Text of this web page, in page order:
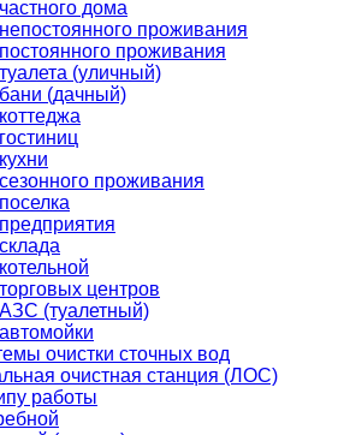
дома
проживания
проживания
(уличный)
(дачный)
проживания
центров
(туалетный)
очистки сточных вод
очистная станция (ЛОС)
работы